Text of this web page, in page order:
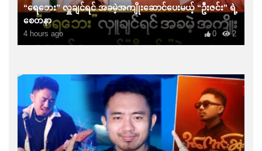
“ရေဘေး” လှူချင်ရင် အခမဲ့အကျိုးဆောင်ပေးမယ့် “ဦးဇင်း” ရဲ့
စေတနာ
4 hours ago 2
0